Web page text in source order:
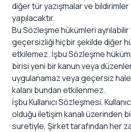
diğer tür yazışmalar ve
yapılacaktır.
Bu Sözleşme hükümleri
geçersizliği hiçbir şekilde diğer
etkilemez. İşbu Sözleşme
birisi yeni bir kanun veya
uygulanamaz veya geçersiz
kalanı bundan etkilenmez.
İşbu Kullanıcı Sözleşmesi,
olduğu iletişim kanalı üzerinden
suretiyle, Şirket tarafından her